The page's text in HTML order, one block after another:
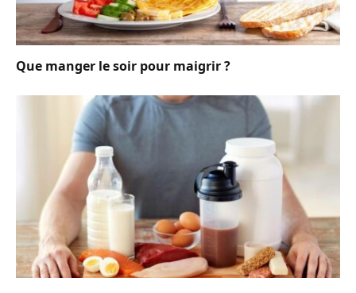
Que manger le soir pour maigrir ?